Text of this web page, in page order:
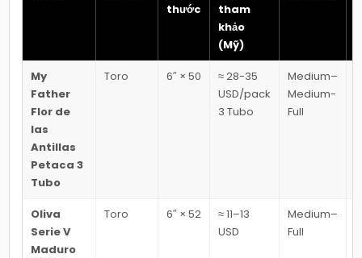
thước
tham
khảo
(Mỹ)
My
Father
Flor de
las
Antillas
Petaca 3
Tubo
Toro 6″ × 50
≈ 28-35
USD/pack
3 Tubo
Medium–
Medium-
Full
Oliva
Serie V
Maduro
Toro 6″ × 52
≈ 11–13
USD
Medium–
Full